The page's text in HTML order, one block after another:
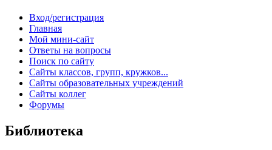
Вход/регистрация
Главная
Мой мини-сайт
Ответы на вопросы
Поиск по сайту
Сайты классов, групп, кружков...
Сайты образовательных учреждений
Сайты коллег
Форумы
Библиотека